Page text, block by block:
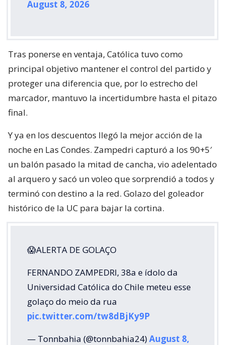
August 8, 2026
Tras ponerse en ventaja, Católica tuvo como
principal objetivo mantener el control del partido y
proteger una diferencia que, por lo estrecho del
marcador, mantuvo la incertidumbre hasta el pitazo
final.
Y ya en los descuentos llegó la mejor acción de la
noche en Las Condes. Zampedri capturó a los 90+5′
un balón pasado la mitad de cancha, vio adelentado
al arquero y sacó un voleo que sorprendió a todos y
terminó con destino a la red. Golazo del goleador
histórico de la UC para bajar la cortina.
😱ALERTA DE GOLAÇO
FERNANDO ZAMPEDRI, 38a e ídolo da
Universidad Católica do Chile meteu esse
golaço do meio da rua
pic.twitter.com/tw8dBjKy9P
— Tonnbahia (@tonnbahia24)August 8,